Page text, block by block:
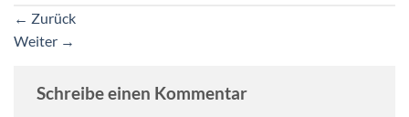
← Zurück
Weiter →
Schreibe einen Kommentar